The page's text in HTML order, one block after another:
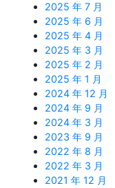
2025 年 7 月
2025 年 6 月
2025 年 4 月
2025 年 3 月
2025 年 2 月
2025 年 1 月
2024 年 12 月
2024 年 9 月
2024 年 3 月
2023 年 9 月
2022 年 8 月
2022 年 3 月
2021 年 12 月